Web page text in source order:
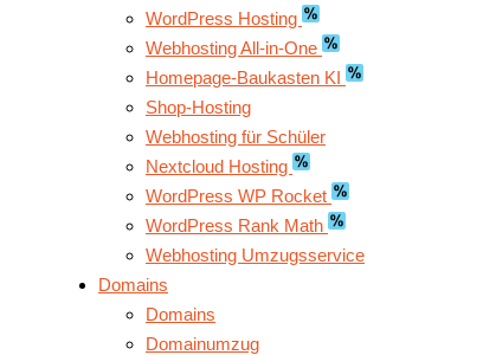
WordPress Hosting
Webhosting All-in-One
Homepage-Baukasten KI
Shop-Hosting
Webhosting für Schüler
Nextcloud Hosting
WordPress WP Rocket
WordPress Rank Math
Webhosting Umzugsservice
Domains
Domains
Domainumzug